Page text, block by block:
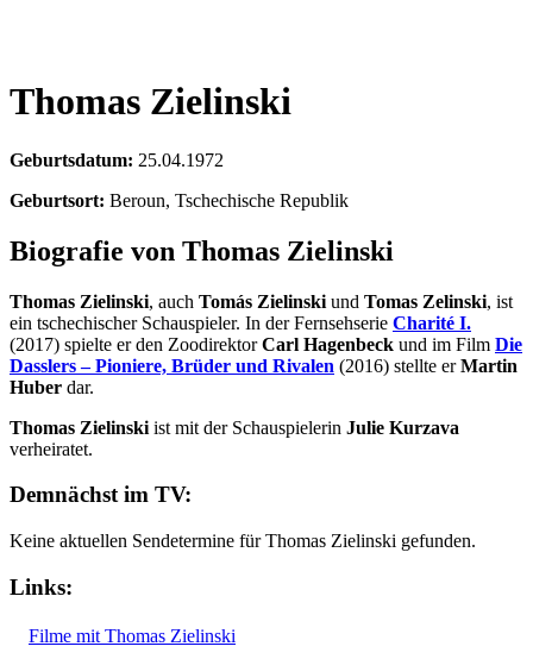
Thomas Zielinski
Geburtsdatum: 25.04.1972
Geburtsort: Beroun, Tschechische Republik
Biografie von Thomas Zielinski
Thomas Zielinski, auch Tomás Zielinski und Tomas Zelinski, ist
ein tschechischer Schauspieler. In der Fernsehserie Charité I.
(2017) spielte er den ZoodirektorCarl Hagenbeck und im Film Die
Dasslers – Pioniere, Brüder und Rivalen (2016) stellte erMartin
Huber dar.
Thomas Zielinski ist mit der Schauspielerin Julie Kurzava
verheiratet.
Demnächst im TV:
Keine aktuellen Sendetermine für Thomas Zielinski gefunden.
Links:
Filme mit Thomas Zielinski